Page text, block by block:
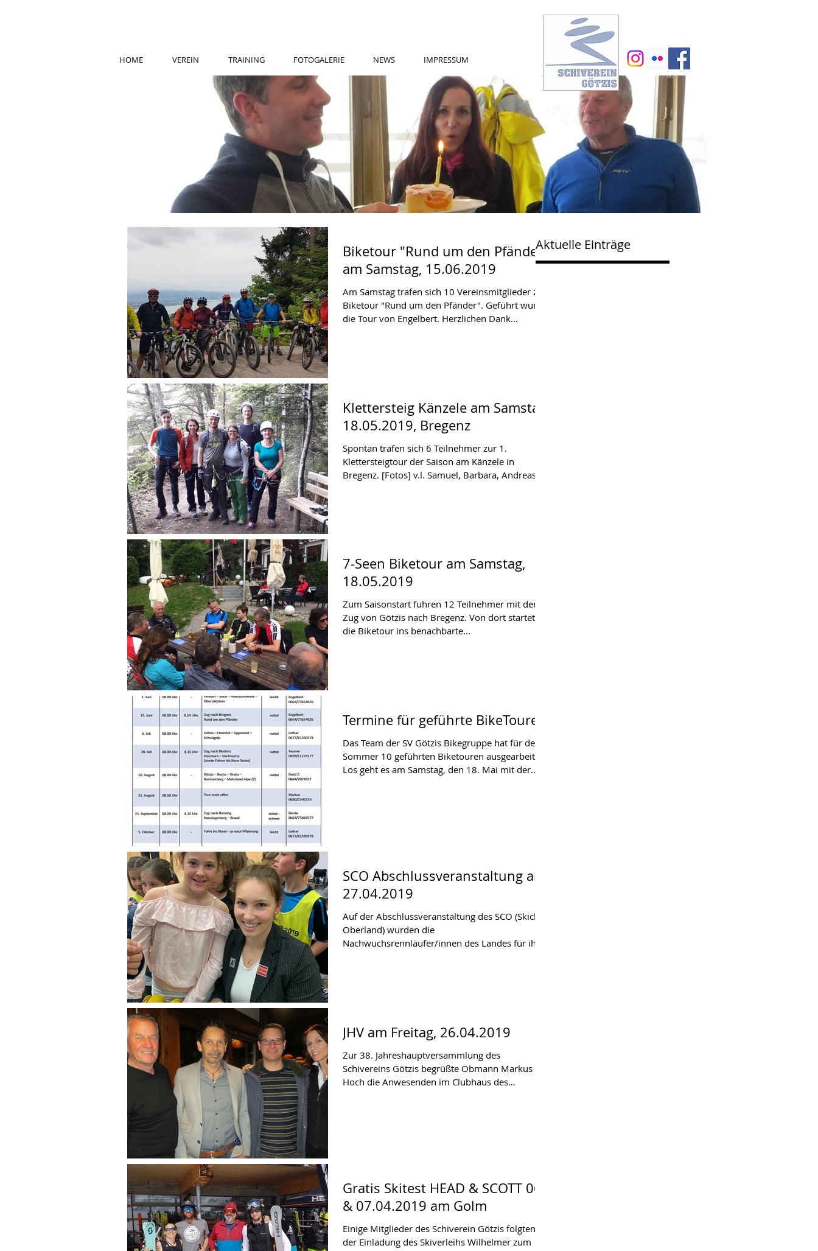
HOME VEREIN TRAINING FOTOGALERIE NEWS IMPRESSUM
Biketour "Rund um den Pfänder"
am Samstag, 15.06.2019
Am Samstag trafen sich 10 Vereinsmitglieder zur
Biketour "Rund um den Pfänder". Geführt wurde
die Tour von Engelbert. Herzlichen Dank...
Klettersteig Känzele am Samstag,
18.05.2019, Bregenz
Spontan trafen sich 6 Teilnehmer zur 1.
Klettersteigtour der Saison am Känzele in
Bregenz. [Fotos] v.l. Samuel, Barbara, Andreas
7-Seen Biketour am Samstag,
18.05.2019
Zum Saisonstart fuhren 12 Teilnehmer mit dem
Zug von Götzis nach Bregenz. Von dort startet
die Biketour ins benachbarte...
Termine für geführte BikeTouren
Das Team der SV Götzis Bikegruppe hat für den
Sommer 10 geführten Biketouren ausgearbeitet.
Los geht es am Samstag, den 18. Mai mit der...
SCO Abschlussveranstaltung am
27.04.2019
Auf der Abschlussveranstaltung des SCO (Skiclub
Oberland) wurden die
Nachwuchsrennläufer/innen des Landes für ihre
JHV am Freitag, 26.04.2019
Zur 38. Jahreshauptversammlung des
Schivereins Götzis begrüßte Obmann Markus
Hoch die Anwesenden im Clubhaus des
Gratis Skitest HEAD & SCOTT 06.
& 07.04.2019 am Golm
Einige Mitglieder des Schiverein Götzis folgten
der Einladung des Skiverleihs Wilhelmer zum
Aktuelle Einträge